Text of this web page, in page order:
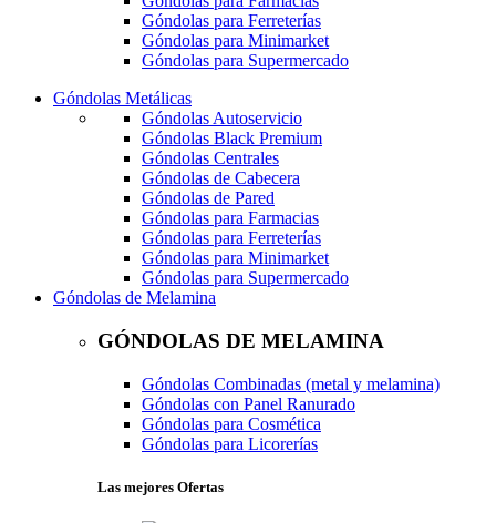
Góndolas para Ferreterías
Góndolas para Minimarket
Góndolas para Supermercado
Góndolas Metálicas
Góndolas Autoservicio
Góndolas Black Premium
Góndolas Centrales
Góndolas de Cabecera
Góndolas de Pared
Góndolas para Farmacias
Góndolas para Ferreterías
Góndolas para Minimarket
Góndolas para Supermercado
Góndolas de Melamina
GÓNDOLAS DE MELAMINA
Góndolas Combinadas (metal y melamina)
Góndolas con Panel Ranurado
Góndolas para Cosmética
Góndolas para Licorerías
Las mejores Ofertas